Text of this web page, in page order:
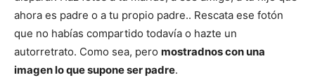
ahora es padre o a tu propio padre.. Rescata ese fotón
que no habías compartido todavía o hazte un
autorretrato. Como sea, pero mostradnos con una
imagen lo que supone ser padre.